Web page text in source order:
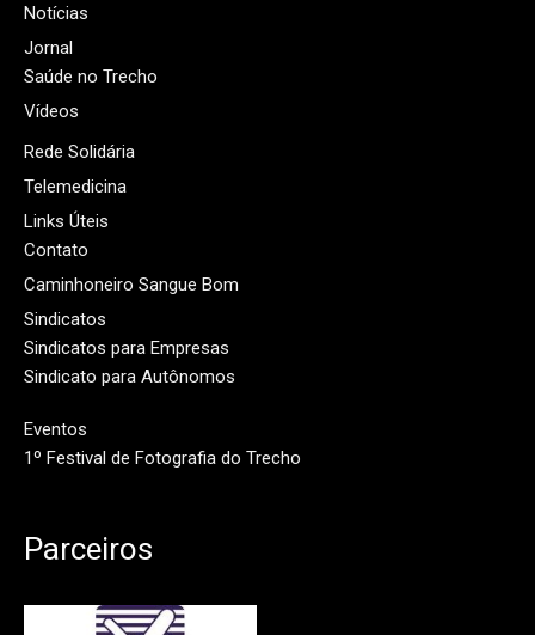
Notícias
Jornal
Saúde no Trecho
Vídeos
Rede Solidária
Telemedicina
Links Úteis
Contato
Caminhoneiro Sangue Bom
Sindicatos
Sindicatos para Empresas
Sindicato para Autônomos
Eventos
1º Festival de Fotografia do Trecho
Parceiros